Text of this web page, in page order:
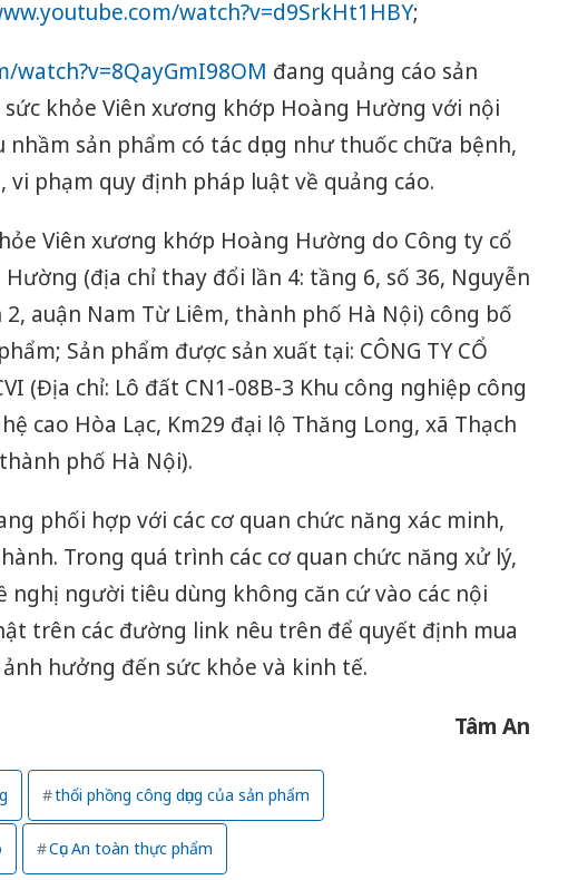
watch?v=d9SrkHt1HBY;
watch?v=8QayGmI98OM đang quảng cáo sản
khỏe Viên xương khớp Hoàng Hường với nội
sản phẩm có tác dụng như thuốc chữa bệnh,
vi phạm quy định pháp luật về quảng cáo.
Viên xương khớp Hoàng Hường do Công ty cổ
(địa chỉ thay đổi lần 4: tầng 6, số 36, Nguyễn
auận Nam Từ Liêm, thành phố Hà Nội) công bố
Sản phẩm được sản xuất tại: CÔNG TY CỔ
(Địa chỉ: Lô đất CN1-08B-3 Khu công nghiệp công
cao Hòa Lạc, Km29 đại lộ Thăng Long, xã Thạch
phố Hà Nội).
phối hợp với các cơ quan chức năng xác minh,
Trong quá trình các cơ quan chức năng xử lý,
nghị người tiêu dùng không căn cứ vào các nội
trên các đường link nêu trên để quyết định mua
ảnh hưởng đến sức khỏe và kinh tế.
Tâm An
thổi phồng công dụng của sản phẩm
Cục An toàn thực phẩm